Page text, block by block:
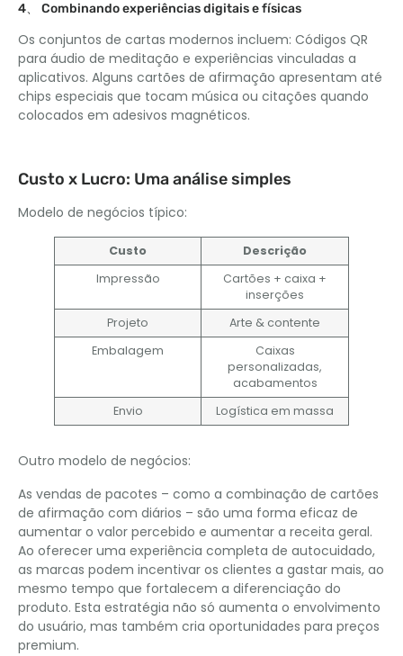
4、 Combinando experiências digitais e físicas
Os conjuntos de cartas modernos incluem: Códigos QR
para áudio de meditação e experiências vinculadas a
aplicativos. Alguns cartões de afirmação apresentam até
chips especiais que tocam música ou citações quando
colocados em adesivos magnéticos.
Custo x Lucro: Uma análise simples
Modelo de negócios típico:
Custo
Descrição
Impressão
Cartões + caixa +
inserções
Projeto
Arte & contente
Embalagem
Caixas
personalizadas,
acabamentos
Envio
Logística em massa
Outro modelo de negócios:
As vendas de pacotes – como a combinação de cartões
de afirmação com diários – são uma forma eficaz de
aumentar o valor percebido e aumentar a receita geral.
Ao oferecer uma experiência completa de autocuidado,
as marcas podem incentivar os clientes a gastar mais, ao
mesmo tempo que fortalecem a diferenciação do
produto. Esta estratégia não só aumenta o envolvimento
do usuário, mas também cria oportunidades para preços
premium.